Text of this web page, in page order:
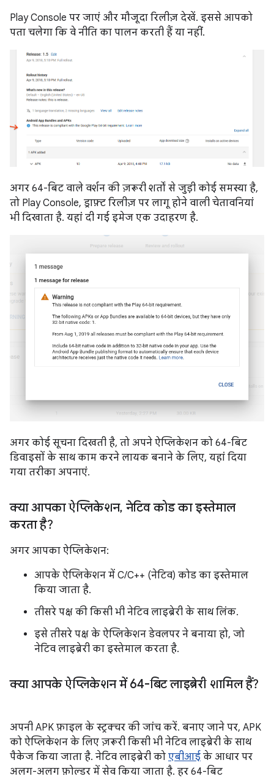
Play Console पर जाएं और मौजूदा रिलीज़ देखें. इससे आपको
पता चलेगा कि वे नीति का पालन करती हैं या नहीं.
अगर 64-बिट वाले वर्शन की ज़रूरी शर्तों से जुड़ी कोई समस्या है,
तो Play Console, ड्राफ़्ट रिलीज़ पर लागू होने वाली चेतावनियां
भी दिखाता है. यहां दी गई इमेज एक उदाहरण है.
अगर कोई सूचना दिखती है, तो अपने ऐप्लिकेशन को 64-बिट
डिवाइसों के साथ काम करने लायक बनाने के लिए, यहां दिया
गया तरीका अपनाएं.
क्या आपका ऐप्लिकेशन, नेटिव कोड का इस्तेमाल
करता है?
अगर आपका ऐप्लिकेशन:
आपके ऐप्लिकेशन में C/C++ (नेटिव) कोड का इस्तेमाल
किया जाता है.
तीसरे पक्ष की किसी भी नेटिव लाइब्रेरी के साथ लिंक.
इसे तीसरे पक्ष के ऐप्लिकेशन डेवलपर ने बनाया हो, जो
नेटिव लाइब्रेरी का इस्तेमाल करता है.
क्या आपके ऐप्लिकेशन में 64-बिट लाइब्रेरी शामिल हैं?
अपनी APK फ़ाइल के स्ट्रक्चर की जांच करें. बनाए जाने पर, APK
को ऐप्लिकेशन के लिए ज़रूरी किसी भी नेटिव लाइब्रेरी के साथ
पैकेज किया जाता है. नेटिव लाइब्रेरी को एबीआई के आधार पर
अलग-अलग फ़ोल्डर में सेव किया जाता है. हर 64-बिट